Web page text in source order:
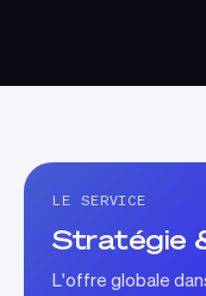
LE SERVICE
Stratégie
L'offre globale